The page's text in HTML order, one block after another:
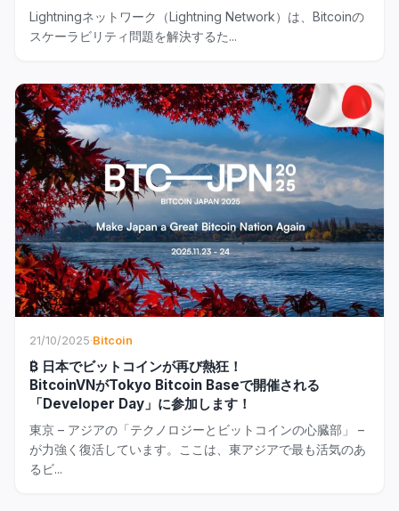
Lightningネットワーク（Lightning Network）は、Bitcoinの
スケーラビリティ問題を解決するた...
21/10/2025·Bitcoin
₿ 日本でビットコインが再び熱狂！
BitcoinVNがTokyo Bitcoin Baseで開催される
「Developer Day」に参加します！
東京 – アジアの「テクノロジーとビットコインの心臓部」 –
が力強く復活しています。ここは、東アジアで最も活気のあ
るビ...